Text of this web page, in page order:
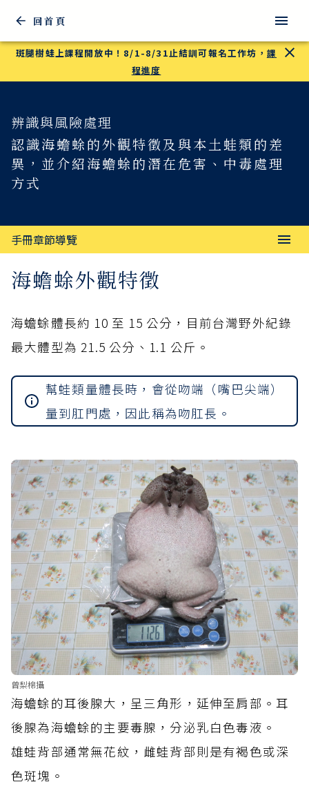
回首頁
斑腿樹蛙上課程開放中！8/1-8/31止結訓可報名工作坊， 課
程進度
辨識與風險處理
認識海蟾蜍的外觀特徵及與本土蛙類的差
異，並介紹海蟾蜍的潛在危害、中毒處理
方式
手冊章節導覽
海蟾蜍外觀特徵
海蟾蜍體長約 10 至 15 公分，目前台灣野外紀錄
最大體型為 21.5 公分、1.1 公斤。
幫蛙類量體長時，會從吻端（嘴巴尖端）
量到肛門處，因此稱為吻肛長。
曾梨棉攝
海蟾蜍的耳後腺大，呈三角形，延伸至肩部。耳
後腺為海蟾蜍的主要毒腺，分泌乳白色毒液。
雄蛙背部通常無花紋，雌蛙背部則是有褐色或深
色斑塊。